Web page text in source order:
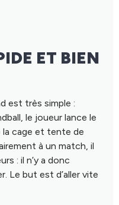
ET BIEN
est très simple :
le joueur lance le
la cage et tente de
à un match, il
: il n’y a donc
Le but est d’aller vite